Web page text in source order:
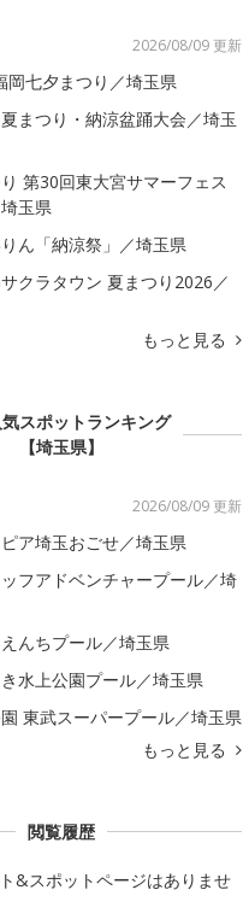
2026/08/09 更新
岡七夕まつり／埼玉県
まつり・納涼盆踊大会／埼玉
第30回東大宮サマーフェス
玉県
ん「納涼祭」／埼玉県
クラタウン 夏まつり2026／
もっと見る
スポットランキング
【埼玉県】
2026/08/09 更新
ア埼玉おごせ／埼玉県
フアドベンチャープール／埼
んちプール／埼玉県
水上公園プール／埼玉県
東武スーパープール／埼玉県
もっと見る
閲覧履歴
&スポットページはありませ